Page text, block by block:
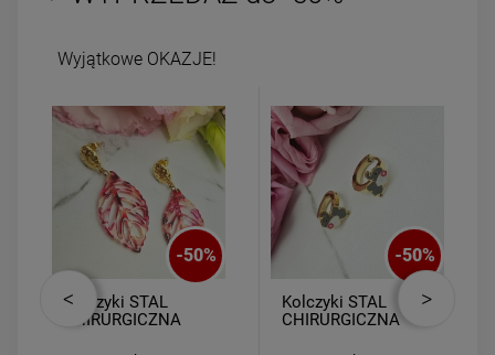
Wyjątkowe OKAZJE!
-50%
Kolczyki STAL
CHIRURGICZNA
-50%
Kolczyki STAL
CHIRURGICZNA